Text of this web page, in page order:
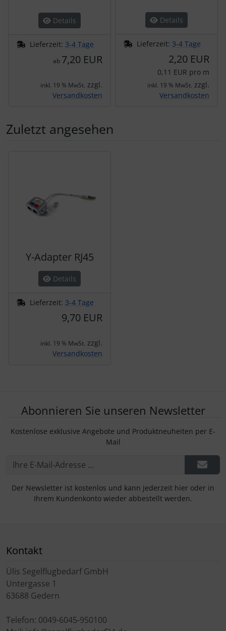
Details
Lieferzeit: 3-4 Tage
ab 7,20 EUR
inkl. 19 % MwSt. zzgl.
Versandkosten
Details
Lieferzeit: 3-4 Tage
2,20 EUR
0,11 EUR pro m
inkl. 19 % MwSt. zzgl.
Versandkosten
Zuletzt angesehen
Y-Adapter RJ45
Details
Lieferzeit: 3-4 Tage
9,70 EUR
inkl. 19 % MwSt. zzgl.
Versandkosten
Abonnieren Sie unseren Newsletter
Kostenlose exklusive Angebote und Produktneuheiten per E-
Mail
Der Newsletter ist kostenlos und kann jederzeit hier oder in
Ihrem Kundenkonto wieder abbestellt werden.
Kontakt
Ülis Segelflugbedarf GmbH
Untergasse 1
63688 Gedern
Telefon: 0049-6045-950100